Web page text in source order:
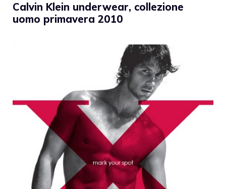
Calvin Klein underwear, collezione
uomo primavera 2010